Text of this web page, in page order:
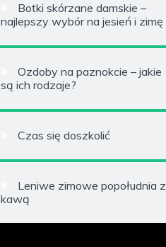
Botki skórzane damskie –
najlepszy wybór na jesień i zimę
Ozdoby na paznokcie – jakie
są ich rodzaje?
Czas się doszkolić
Leniwe zimowe popołudnia z
kawą